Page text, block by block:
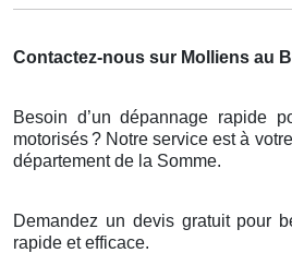
Contactez-nous sur Molliens au
Besoin d’un dépannage rapide
motorisés? Notre service està
département de la Somme.
Demandez un devis gratuit pour
rapide et efficace.